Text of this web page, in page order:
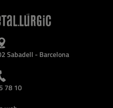
Sabadell - Barcelona
78 10